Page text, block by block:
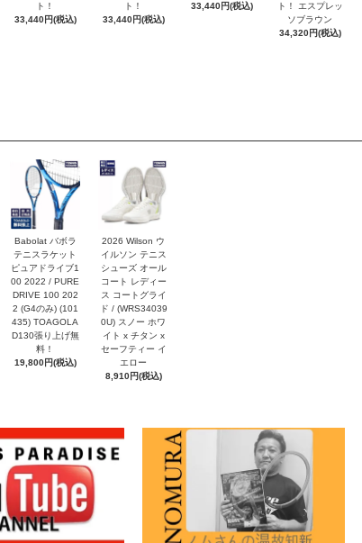
ト！
33,440円(税込)
ト！
33,440円(税込)
33,440円(税込)
ト！ エスプレッ
ソブラウン
34,320円(税込)
Babolat バボラ
テニスラケット
ピュアドライブ1
00 2022 / PURE
DRIVE 100 202
2 (G4のみ) (101
435) TOAGOLA
D130張り上げ無
料！
19,800円(税込)
2026 Wilson ウ
イルソン テニス
シューズ オール
コート レディー
ス コートグライ
ド / (WRS34039
0U) スノー ホワ
イト x チタン x
セーフティー イ
エロー
8,910円(税込)